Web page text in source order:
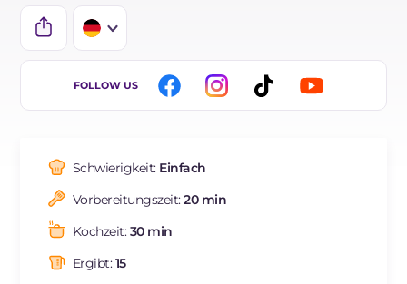
IT
FR
BR
NL
FOLLOW US
Schwierigkeit: Einfach
Vorbereitungszeit:20 min
Kochzeit:30 min
Ergibt:15